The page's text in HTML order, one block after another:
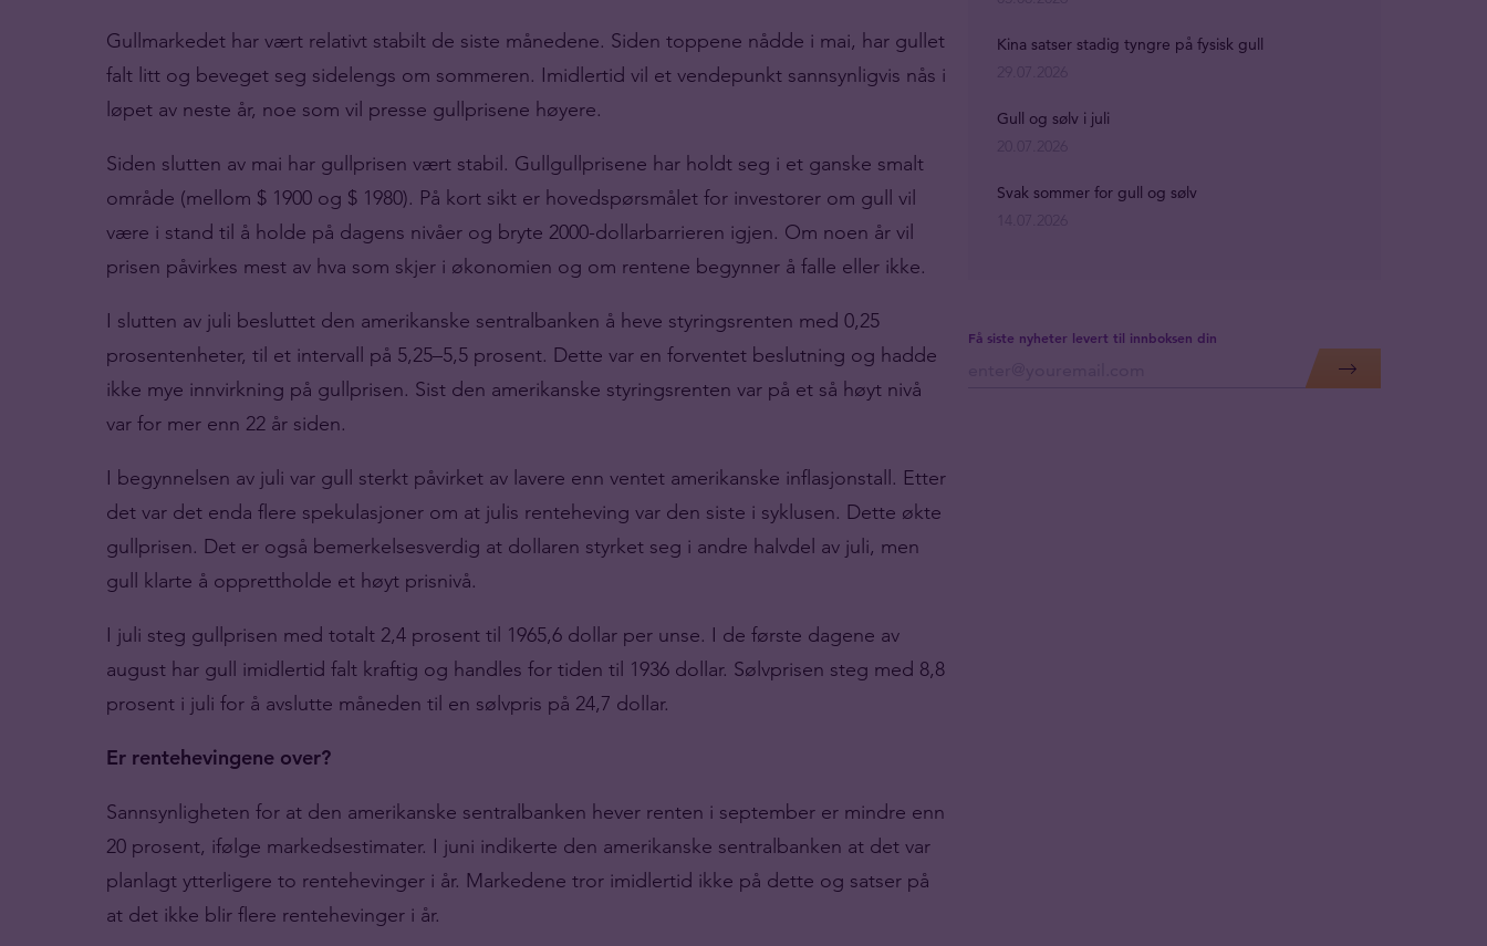
Gullmarkedet har vært relativt stabilt de siste månedene. Siden toppene nådde i mai, har gullet
falt litt og beveget seg sidelengs om sommeren. Imidlertid vil et vendepunkt sannsynligvis nås i
løpet av neste år, noe som vil presse gullprisene høyere.
Siden slutten av mai har gullprisen vært stabil. Gullgullprisene har holdt seg i et ganske smalt
område (mellom $ 1900 og $ 1980). På kort sikt er hovedspørsmålet for investorer om gull vil
være i stand til å holde på dagens nivåer og bryte 2000-dollarbarrieren igjen. Om noen år vil
prisen påvirkes mest av hva som skjer i økonomien og om rentene begynner å falle eller ikke.
I slutten av juli besluttet den amerikanske sentralbanken å heve styringsrenten med 0,25
prosentenheter, til et intervall på 5,25–5,5 prosent. Dette var en forventet beslutning og hadde
ikke mye innvirkning på gullprisen. Sist den amerikanske styringsrenten var på et så høyt nivå
var for mer enn 22 år siden.
I begynnelsen av juli var gull sterkt påvirket av lavere enn ventet amerikanske inflasjonstall. Etter
det var det enda flere spekulasjoner om at julis renteheving var den siste i syklusen. Dette økte
gullprisen. Det er også bemerkelsesverdig at dollaren styrket seg i andre halvdel av juli, men
gull klarte å opprettholde et høyt prisnivå.
I juli steg gullprisen med totalt 2,4 prosent til 1965,6 dollar per unse. I de første dagene av
august har gull imidlertid falt kraftig og handles for tiden til 1936 dollar. Sølvprisen steg med 8,8
prosent i juli for å avslutte måneden til en sølvpris på 24,7 dollar.
Er rentehevingene over?
Sannsynligheten for at den amerikanske sentralbanken hever renten i september er mindre enn
20 prosent, ifølge markedsestimater. I juni indikerte den amerikanske sentralbanken at det var
planlagt ytterligere to rentehevinger i år. Markedene tror imidlertid ikke på dette og satser på
at det ikke blir flere rentehevinger i år.
Få siste nyheter levert til innboksen din
Kina satser stadig tyngre på fysisk gull
Gull og sølv i juli
Svak sommer for gull og sølv